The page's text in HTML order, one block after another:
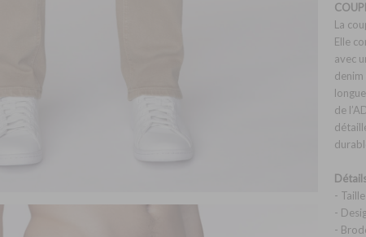
La
Elle
avec
de
-
-
-